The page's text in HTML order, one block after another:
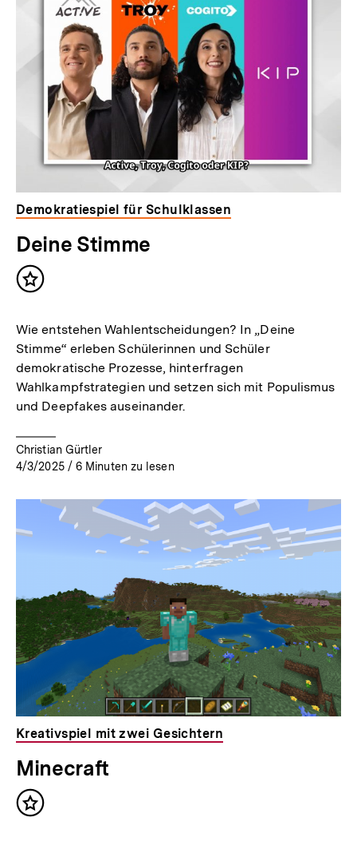
Demokratiespiel für Schulklassen
Deine Stimme
Inhalt
Wie entstehen Wahlentscheidungen? In „Deine
Stimme“ erleben Schülerinnen und Schüler
demokratische Prozesse, hinterfragen
Wahlkampfstrategien und setzen sich mit Populismus
und Deepfakes auseinander.
Christian Gürtler
4/3/2025 / 6 Minuten zu lesen
Kreativspiel mit zwei Gesichtern
Minecraft
Inhalt